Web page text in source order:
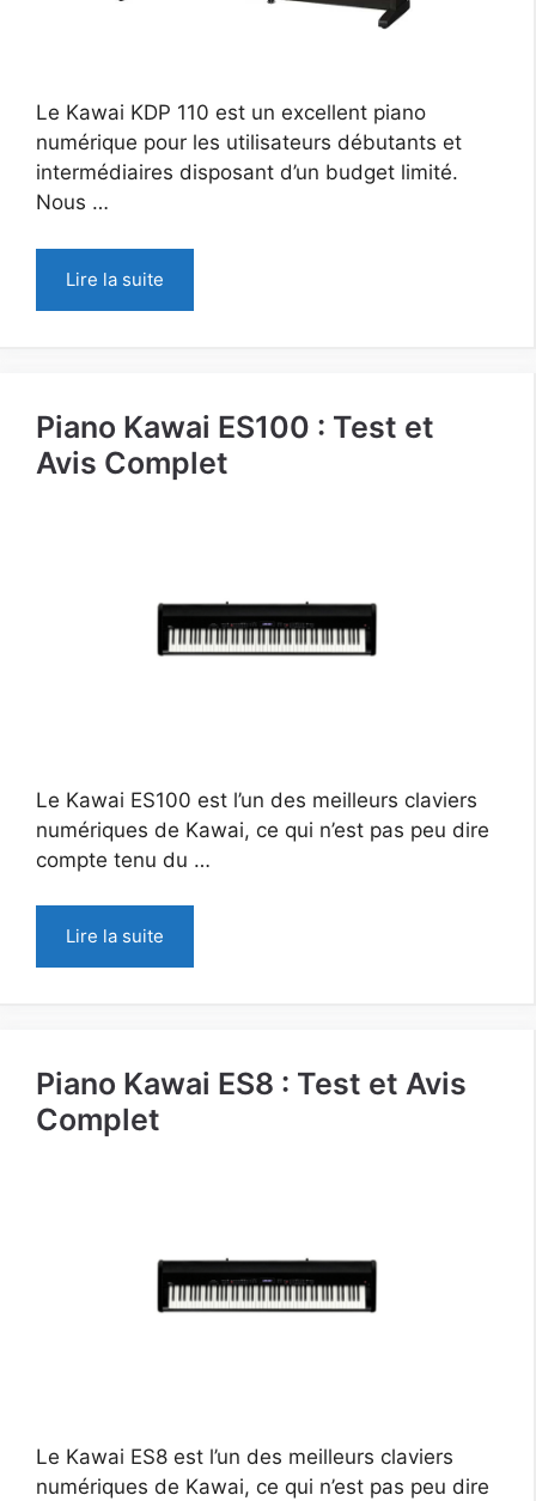
Le Kawai KDP 110 est un excellent piano
numérique pour les utilisateurs débutants et
intermédiaires disposant d’un budget limité.
Nous …
Lire la suite
Piano Kawai ES100 : Test et
Avis Complet
Le Kawai ES100 est l’un des meilleurs claviers
numériques de Kawai, ce qui n’est pas peu dire
compte tenu du …
Lire la suite
Piano Kawai ES8 : Test et Avis
Complet
Le Kawai ES8 est l’un des meilleurs claviers
numériques de Kawai, ce qui n’est pas peu dire